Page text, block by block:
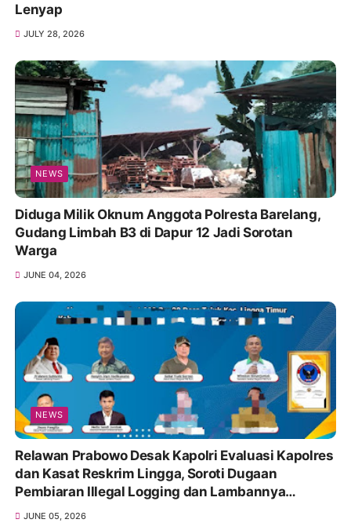
Lenyap
JULY 28, 2026
NEWS
Diduga Milik Oknum Anggota Polresta Barelang,
Gudang Limbah B3 di Dapur 12 Jadi Sorotan
Warga
JUNE 04, 2026
NEWS
Relawan Prabowo Desak Kapolri Evaluasi Kapolres
dan Kasat Reskrim Lingga, Soroti Dugaan
Pembiaran Illegal Logging dan Lambannya
Penanganan Korupsi
JUNE 05, 2026